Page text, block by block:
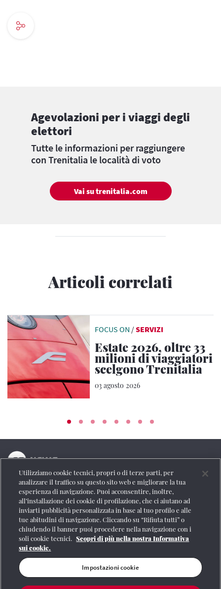
Agevolazioni per i viaggi degli
elettori
Tutte le informazioni per raggiungere
con Trenitalia le località di voto
Vai su trenitalia.com
Articoli correlati
FOCUS ON /SERVIZI
Estate 2026, oltre 33
milioni di viaggiatori
scelgono Trenitalia
03 agosto 2026
La testata online del Gruppo FS Italiane
Social
Se vuoi contattarci o avere altre informazioni
CONTATTI
Utilizziamo cookie tecnici, propri o di terze parti, per
analizzare il traffico su questo sito web e migliorare la tua
esperienza di navigazione. Puoi acconsentire, inoltre,
all’installazione dei cookie di profilazione, che ci aiutano ad
inviarti pubblicità personalizzata in base al tuo profilo e alle
tue abitudini di navigazione. Cliccando su “Rifiuta tutti” o
chiudendo il banner puoi procedere nella navigazione con i
soli cookie tecnici. Scopri di più nella nostra Informativa
sui cookie.
Impostazioni cookie